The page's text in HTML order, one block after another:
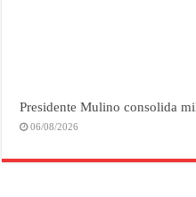
Presidente Mulino consolida
06/08/2026